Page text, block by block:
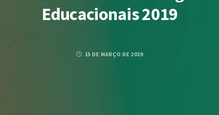
Educacionais 2019
15 DE MARÇO DE 2019